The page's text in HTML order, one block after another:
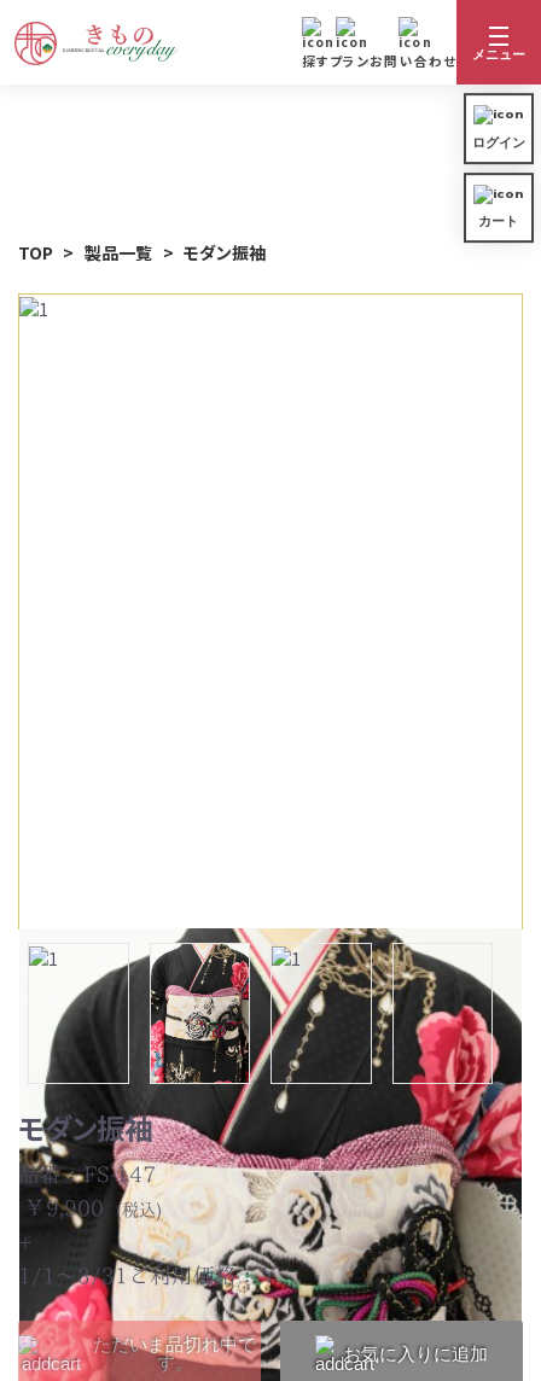
探す
振袖
結婚式
お祝い事
全ての着物を見る
プランお問い合わせ メニュー
着物カテゴリ一覧
卒業式
入学式
結婚式
お祝い事
成人式
ログイン
カート
TOP 製品一覧 モダン振袖
モダン振袖
品番：FS-147
￥9,900
(税込)
+
1/1～3/31ご利用価格：￥
ただいま品切れ中で
す。
お気に入りに追加